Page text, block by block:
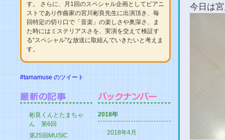
す。 さらに、月1回のスペシャル企画としてピアニ
ストであり作曲家の宮川彬良先生に出演頂き、毎
回特定の切り口で「音楽」の楽しさや奥深さ、ま
た時にはミステリアスさを、実演を交えて検証す
る“スペシャル”な放送に取組んでいきたいと考えま
す。
#tamamuse のツイート
彬良くんとたまちゃ
ん 第6回
第25回MUSIC
2018年
2018年4月
今日は